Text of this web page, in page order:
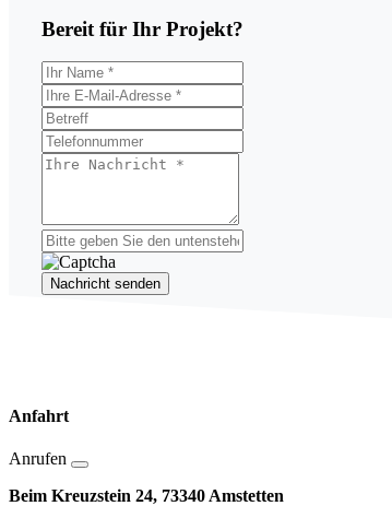
Bereit für Ihr Projekt?
Nachricht senden
Anfahrt
Anrufen
Beim Kreuzstein 24, 73340 Amstetten